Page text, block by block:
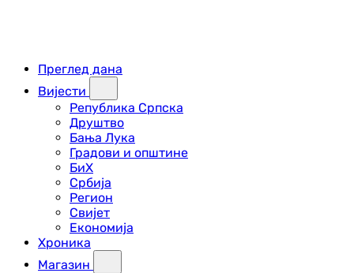
Преглед дана
Вијести
Република Српска
Друштво
Бања Лука
Градови и општине
БиХ
Србија
Регион
Свијет
Економија
Хроника
Магазин